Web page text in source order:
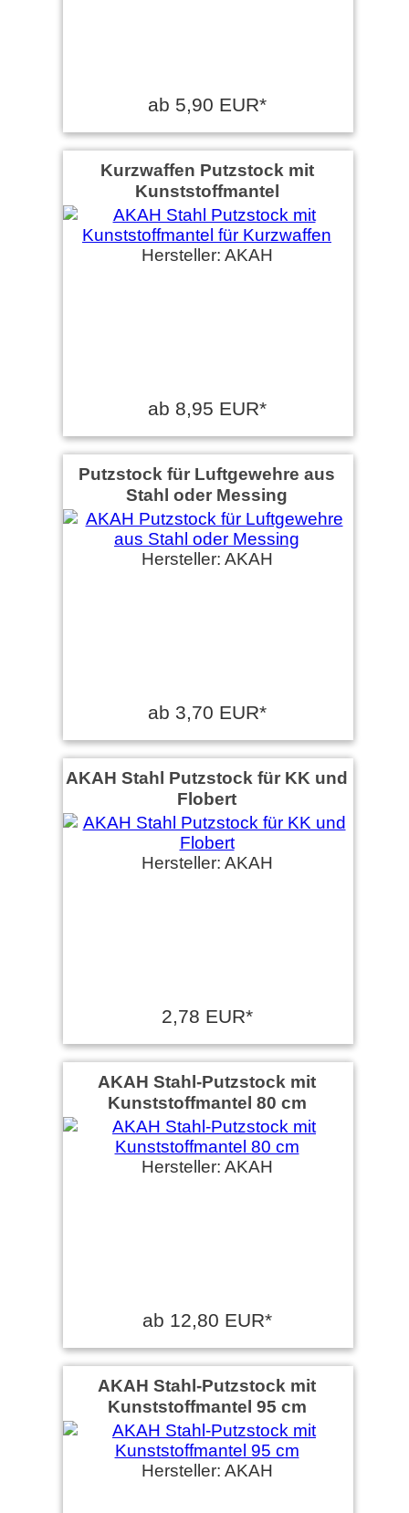
ab 5,90 EUR*
Kurzwaffen Putzstock mit
Kunststoffmantel
Hersteller: AKAH
ab 8,95 EUR*
Putzstock für Luftgewehre aus
Stahl oder Messing
Hersteller: AKAH
ab 3,70 EUR*
AKAH Stahl Putzstock für KK und
Flobert
Hersteller: AKAH
2,78 EUR*
AKAH Stahl-Putzstock mit
Kunststoffmantel 80 cm
Hersteller: AKAH
ab 12,80 EUR*
AKAH Stahl-Putzstock mit
Kunststoffmantel 95 cm
Hersteller: AKAH